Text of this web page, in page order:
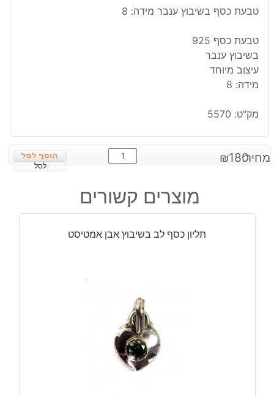
טבעת כסף בשיבוץ ענבר מידה: 8
טבעת כסף 925
בשיבוץ ענבר
עיצוב מיוחד
מידה: 8
מק"ט: 5570
מחיר: ₪180
כמות
של
כסף
בשיבוץ
מידה:
לסל
מוצרים קשורים
תליון כסף לב בשיבוץ אבן אמטיסט